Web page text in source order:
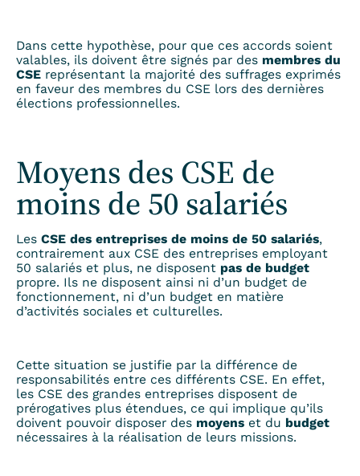
Dans cette hypothèse, pour que ces accords soient
valables, ils doivent être signés par des membres du
CSE représentant la majorité des suffrages exprimés
en faveur des membres du CSE lors des dernières
élections professionnelles.
Moyens des CSE de
moins de 50 salariés
Les CSE des entreprises de moins de 50 salariés,
contrairement aux CSE des entreprises employant
50 salariés et plus, ne disposent pas de budget
propre. Ils ne disposent ainsi ni d’un budget de
fonctionnement, ni d’un budget en matière
d’activités sociales et culturelles.
Cette situation se justifie par la différence de
responsabilités entre ces différents CSE. En effet,
les CSE des grandes entreprises disposent de
prérogatives plus étendues, ce qui implique qu’ils
doivent pouvoir disposer des moyens et du budget
nécessaires à la réalisation de leurs missions.